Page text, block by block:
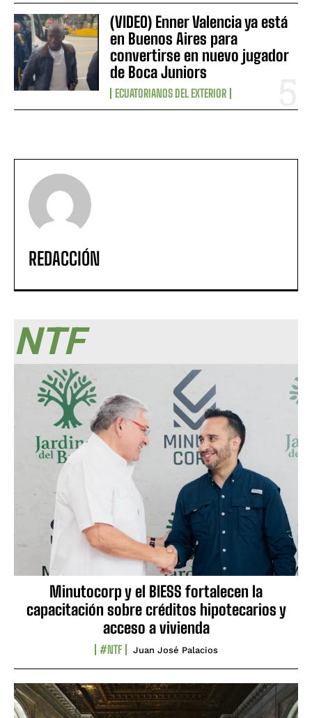
(VIDEO) Enner Valencia ya está
en Buenos Aires para
convertirse en nuevo jugador
de Boca Juniors
ECUATORIANOS DEL EXTERIOR
REDACCIÓN
NTF
Minutocorp y el BIESS fortalecen la
capacitación sobre créditos hipotecarios y
acceso a vivienda
#NTF Juan José Palacios